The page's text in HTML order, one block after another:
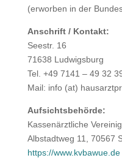
(erworben in der
Anschrift / Kontakt:
Seestr. 16
71638 Ludwigsburg
Tel. +49 7141 – 49 32
Mail: info (at)
Aufsichtsbehörde:
Kassenärztliche
Albstadtweg 11, 70567
https://www.kvbawue.de